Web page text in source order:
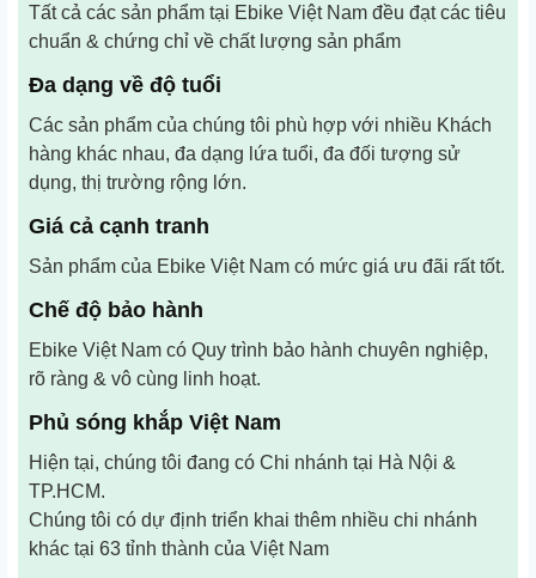
Tất cả các sản phẩm tại Ebike Việt Nam đều đạt các tiêu
chuẩn & chứng chỉ về chất lượng sản phẩm
Đa dạng về độ tuổi
Các sản phẩm của chúng tôi phù hợp với nhiều Khách
hàng khác nhau, đa dạng lứa tuổi, đa đối tượng sử
dụng, thị trường rộng lớn.
Giá cả cạnh tranh
Sản phẩm của Ebike Việt Nam có mức giá ưu đãi rất tốt.
Chế độ bảo hành
Ebike Việt Nam có Quy trình bảo hành chuyên nghiệp,
rõ ràng & vô cùng linh hoạt.
Phủ sóng khắp Việt Nam
Hiện tại, chúng tôi đang có Chi nhánh tại Hà Nội &
TP.HCM.
Chúng tôi có dự định triển khai thêm nhiều chi nhánh
khác tại 63 tỉnh thành của Việt Nam